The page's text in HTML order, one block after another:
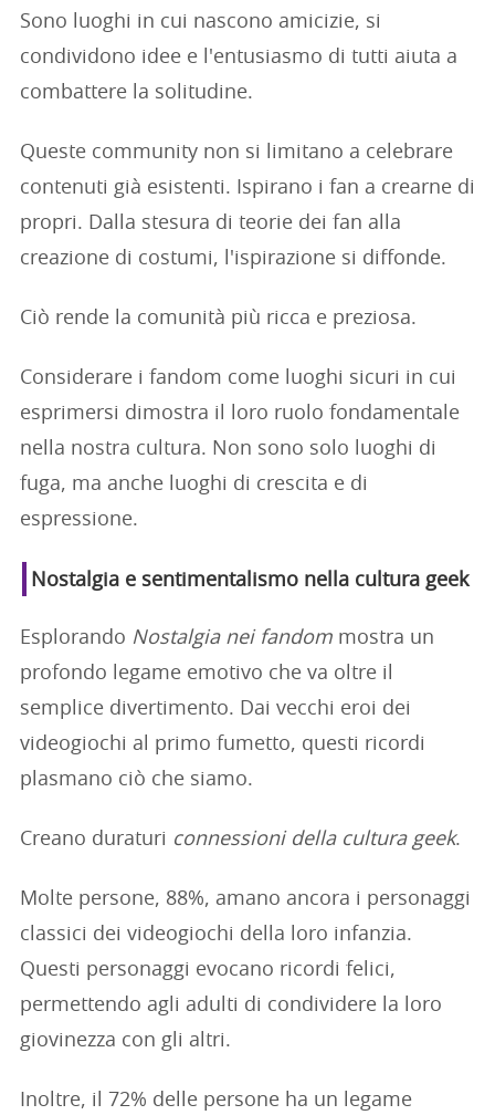
Sono luoghi in cui nascono amicizie, si
condividono idee e l'entusiasmo di tutti aiuta a
combattere la solitudine.
Queste community non si limitano a celebrare
contenuti già esistenti. Ispirano i fan a crearne di
propri. Dalla stesura di teorie dei fan alla
creazione di costumi, l'ispirazione si diffonde.
Ciò rende la comunità più ricca e preziosa.
Considerare i fandom come luoghi sicuri in cui
esprimersi dimostra il loro ruolo fondamentale
nella nostra cultura. Non sono solo luoghi di
fuga, ma anche luoghi di crescita e di
espressione.
Nostalgia e sentimentalismo nella cultura geek
Esplorando Nostalgia nei fandom mostra un
profondo legame emotivo che va oltre il
semplice divertimento. Dai vecchi eroi dei
videogiochi al primo fumetto, questi ricordi
plasmano ciò che siamo.
Creano duraturi connessioni della cultura geek.
Molte persone, 88%, amano ancora i personaggi
classici dei videogiochi della loro infanzia.
Questi personaggi evocano ricordi felici,
permettendo agli adulti di condividere la loro
giovinezza con gli altri.
Inoltre, il 72% delle persone ha un legame